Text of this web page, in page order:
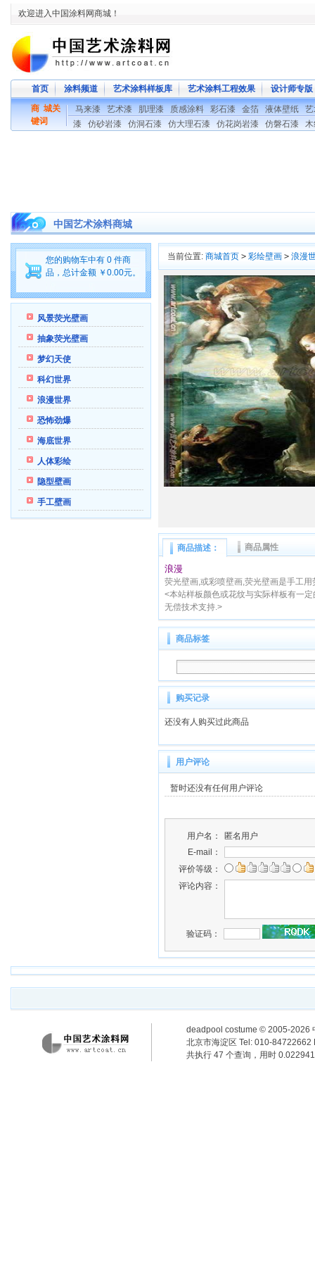
欢迎进入中国涂料网商城！
首页 涂料频道 艺术涂料样板库 艺术涂料工程效果
设计师专版
商 城关
键词
马来漆 艺术漆 肌理漆 质感涂料 彩石漆 金箔 液体壁纸
漆
仿砂岩漆 仿洞石漆 仿大理石漆 仿花岗岩漆 仿磐石漆
中国艺术涂料商城
您的购物车中有 0 件商
品，总计金额 ￥0.00元。
风景荧光壁画
抽象荧光壁画
梦幻天使
科幻世界
浪漫世界
恐怖劲爆
海底世界
人体彩绘
隐型壁画
手工壁画
当前位置: 商城首页 > 彩绘壁画 > 浪漫
商品描述： 商品属性
浪漫
荧光壁画,或彩喷壁画,荧光壁画是手工
<本站样板颜色或花纹与实际样板有一
无偿技术支持.>
商品标签
购买记录
还没有人购买过此商品
用户评论
暂时还没有任何用户评论
用户名：
匿名用户
E-mail：
评价等级：
评论内容：
验证码：
deadpool costume © 2005-2026
北京市海淀区 Tel: 010-84722662
共执行 47 个查询，用时